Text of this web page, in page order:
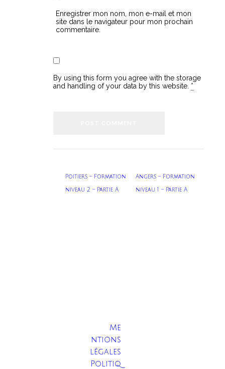
Enregistrer mon nom, mon e-mail et mon
site dans le navigateur pour mon prochain
commentaire.
By using this form you agree with the storage
and handling of your data by this website. *
Poitiers – Formation
niveau 2 – Partie A
Angers – Formation
niveau 1 – Partie A
Me
ntions
légales
Politiq